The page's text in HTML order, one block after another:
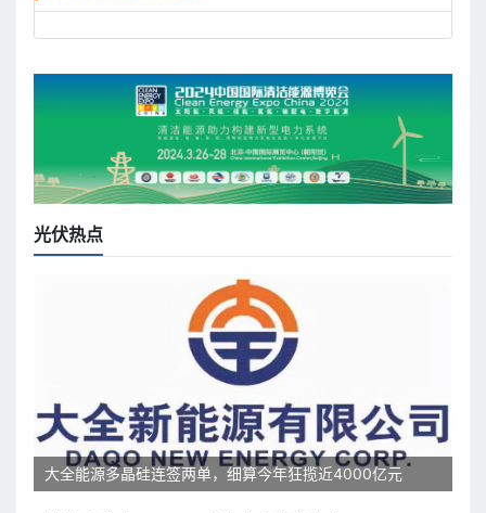
光伏热点
大全能源多晶硅连签两单，细算今年狂揽近4000亿元